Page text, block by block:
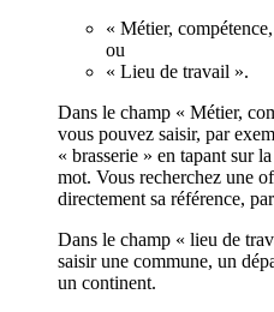
« Métier,
ou
« Lieu de travail ».
Dans le champ « Métier,
vous pouvez saisir, par
« brasserie » en tapant sur
mot. Vous recherchez une
directement sa référence,
Dans le champ « lieu de
saisir une commune, un
un continent.